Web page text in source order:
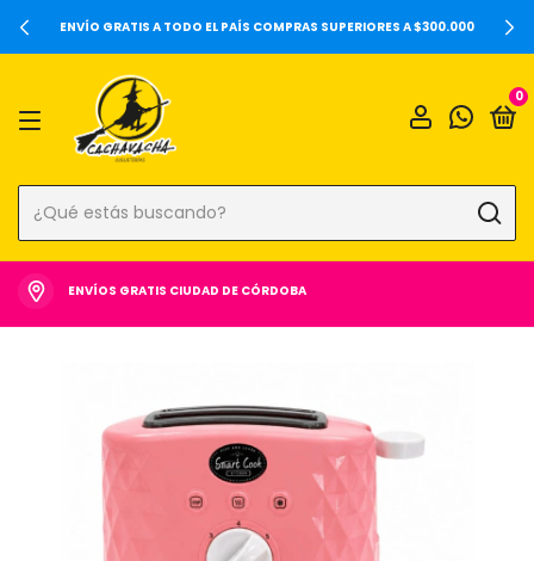
20%OFF SOBRE PRECIOS DE LOCALES Y 6 CUOTAS SIN
0
ENVÍOS GRATIS CIUDAD DE CÓRDOBA